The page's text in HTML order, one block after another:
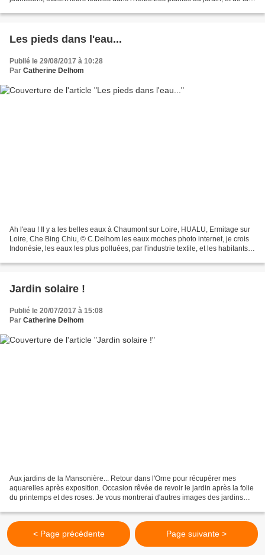
Les pieds dans l'eau...
Publié le 29/08/2017 à 10:28
Par Catherine Delhom
Ah l'eau ! Il y a les belles eaux à Chaumont sur Loire, HUALU, Ermitage sur
Loire, Che Bing Chiu, © C.Delhom les eaux moches photo internet, je crois
Indonésie, les eaux les plus polluées, par l'industrie textile, et les habitants,
Jardin solaire !
Publié le 20/07/2017 à 15:08
Par Catherine Delhom
Aux jardins de la Mansonière... Retour dans l'Orne pour récupérer mes
aquarelles après exposition. Occasion rêvée de revoir le jardin après la folie
du printemps et des roses. Je vous montrerai d'autres images des jardins
< Page précédente Page suivante >